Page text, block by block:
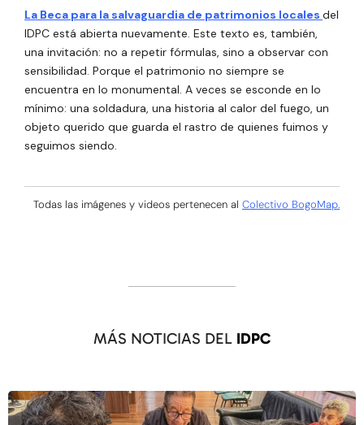
La Beca para la salvaguardia de patrimonios locales del
IDPC está abierta nuevamente. Este texto es, también,
una invitación: no a repetir fórmulas, sino a observar con
sensibilidad. Porque el patrimonio no siempre se
encuentra en lo monumental. A veces se esconde en lo
mínimo: una soldadura, una historia al calor del fuego, un
objeto querido que guarda el rastro de quienes fuimos y
seguimos siendo.
Todas las imágenes y videos pertenecen al Colectivo BogoMap.
MÁS NOTICIAS DEL IDPC